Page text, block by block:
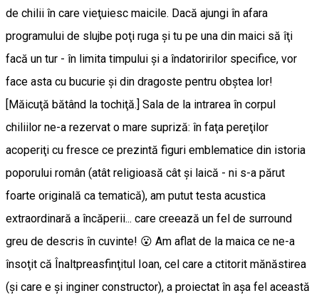
de chilii în care vieţuiesc maicile. Dacă ajungi în afara
programului de slujbe poţi ruga şi tu pe una din maici să îţi
facă un tur - în limita timpului şi a îndatoririlor specifice, vor
face asta cu bucurie şi din dragoste pentru obştea lor!
[Măicuţă bătând la tochiţă.] Sala de la intrarea în corpul
chiliilor ne-a rezervat o mare supriză: în faţa pereţilor
acoperiţi cu fresce ce prezintă figuri emblematice din istoria
poporului român (atât religioasă cât şi laică - ni s-a părut
foarte originală ca tematică), am putut testa acustica
extraordinară a încăperii... care creează un fel de surround
greu de descris în cuvinte! 😮 Am aflat de la maica ce ne-a
însoţit că Înaltpreasfinţitul Ioan, cel care a ctitorit mănăstirea
(şi care e şi inginer constructor), a proiectat în aşa fel această